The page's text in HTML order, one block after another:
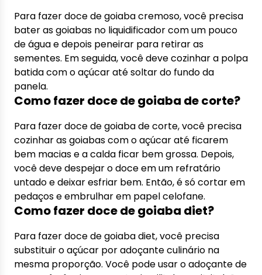
Para fazer doce de goiaba cremoso, você precisa
bater as goiabas no liquidificador com um pouco
de água e depois peneirar para retirar as
sementes. Em seguida, você deve cozinhar a polpa
batida com o açúcar até soltar do fundo da
panela.
Como fazer doce de goiaba de corte?
Para fazer doce de goiaba de corte, você precisa
cozinhar as goiabas com o açúcar até ficarem
bem macias e a calda ficar bem grossa. Depois,
você deve despejar o doce em um refratário
untado e deixar esfriar bem. Então, é só cortar em
pedaços e embrulhar em papel celofane.
Como fazer doce de goiaba diet?
Para fazer doce de goiaba diet, você precisa
substituir o açúcar por adoçante culinário na
mesma proporção. Você pode usar o adoçante de